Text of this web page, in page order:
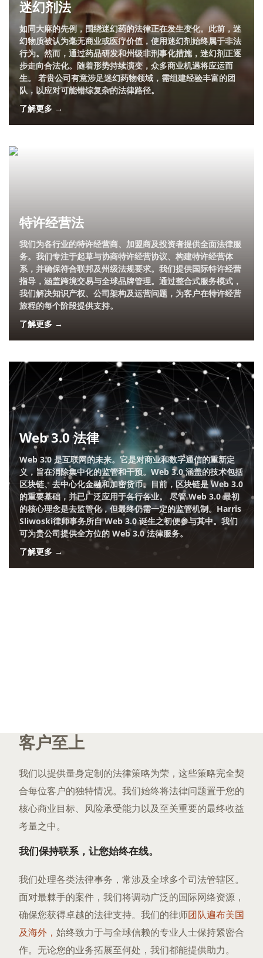
迷幻剂法
如同大麻的先例，围绕迷幻药的法律正在发生变化。此前，迷
幻物质被认为毫无商业或医疗价值，使用迷幻剂始终属于非法
行为。然而，通过药品研发和州级非刑事化措施，迷幻剂正逐
步走向合法化。随着形势持续演变，众多商业机遇将应运而
生。 若贵公司有意涉足迷幻药物领域，需组建经验丰富的团
队，以应对可能错综复杂的法律路径。
了解更多 →
特许经营法
我们为各行业的特许经营商、加盟商及投资者提供全面法律服
务。我们专注于起草与协商特许经营协议、构建特许经营体
系，并确保符合联邦及州级法规要求。我们提供国际特许经营
指导，涵盖跨境交易与全球品牌管理。通过整合式服务模式，
我们解决知识产权、公司架构及运营问题，为客户在特许经营
旅程的每个阶段提供支持。
了解更多 →
Web 3.0 法律
Web 3.0 是互联网的未来。它是对商业和数字通信的重新定
义，旨在消除集中化的监管和干预。Web 3.0 涵盖的技术包括
区块链、去中心化金融和加密货币。目前，区块链是 Web 3.0
的重要基础，并已广泛应用于各行各业。 尽管 Web 3.0 最初
的核心理念是去监管化，但最终仍需一定的监管机制。Harris
Sliwoski律师事务所自 Web 3.0 诞生之初便参与其中。我们
可为贵公司提供全方位的 Web 3.0 法律服务。
了解更多 →
客户至上
我们以提供量身定制的法律策略为荣，这些策略完全契
合每位客户的独特情况。我们始终将法律问题置于您的
核心商业目标、风险承受能力以及至关重要的最终收益
考量之中。
我们保持联系，让您始终在线。
我们处理各类法律事务，常涉及全球多个司法管辖区。
面对最棘手的案件，我们将调动广泛的国际网络资源，
确保您获得卓越的法律支持。我们的律师团队遍布美国
及海外， 始终致力于与全球信赖的专业人士保持紧密合
作。无论您的业务拓展至何处，我们都能提供助力。